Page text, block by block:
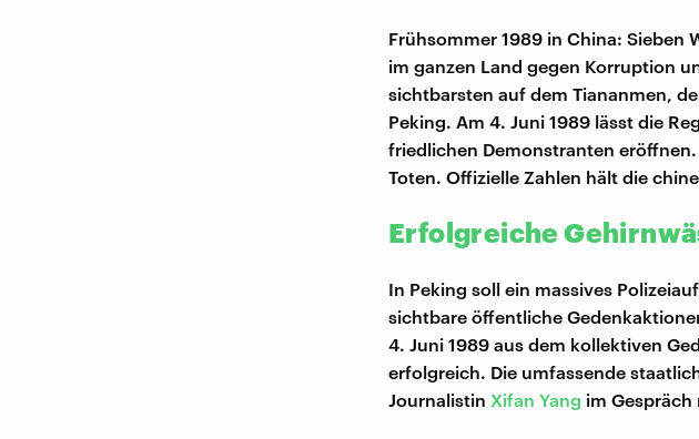
Frühsommer 1989 in China: Sieben
im ganzen Land gegen Korruption
sichtbarsten auf dem Tiananmen,
Peking. Am 4. Juni 1989 lässt die
friedlichen Demonstranten
Toten. Offizielle Zahlen hält die
Erfolgreiche
In Peking soll ein massives
sichtbare öffentliche
4. Juni 1989 aus dem kollektiven
erfolgreich. Die umfassende
Journalistin Xifan Yang im Gespräch